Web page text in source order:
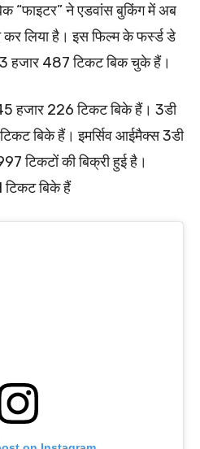
“फाइटर” ने एडवांस बुकिंग में अब
लिया है। इस फिल्म के फर्स्ड डे
हजार 487 टिकट बिक चुके हैं।
हजार 226 टिकट बिके हैं। 3डी
बिके हैं। इमर्सिव आईमैक्स 3डी
टिकटों की बिक्री हुई है।
टिकट बिके हैं